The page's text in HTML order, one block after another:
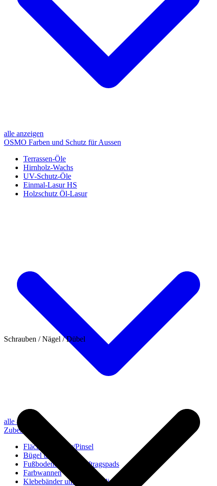
alle anzeigen
OSMO Farben und Schutz für Aussen
Terrassen-Öle
Hirnholz-Wachs
UV-Schutz-Öle
Einmal-Lasur HS
Holzschutz Öl-Lasur
alle anzeigen
Zubehör
Flächenstreicher/Pinsel
Bügel und Rollen
Fußbodenbürsten/Auftragspads
Farbwannen
Klebebänder und Abdeckvlies
Schrauben / Nägel / Dübel